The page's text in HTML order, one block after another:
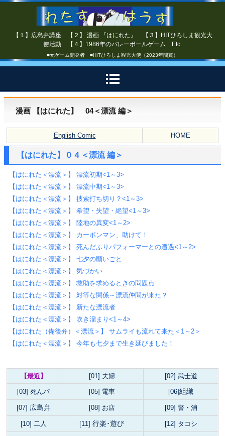
【１】広島弁講座 【２】 漫画 『はにれた』 【３】HITひろしま観光大
使活動 【４】1986年のバレーボールゲーム Etc.
■元ゲーム開発者 ■HITひろしま観光大使（2023年間賞）
漫画 【はにれた】 04＜漂流 編＞
English Comic HOME
【はにれた】０４＜漂流 編＞
【はにれた＜漂流＞】 漂流初期<1～3>
【はにれた＜漂流＞】 漂流中期<1～3>
【はにれた＜漂流＞】 捜索打ち切り？<1～3>
【はにれた＜漂流＞】 希望・失望・絶望<1～3>
【はにれた＜漂流＞】 陸地の異変<1～2>
【はにれた＜漂流＞】 カーボンマン、助けて！
【はにれた＜漂流＞】 死んだふりパフォーマーとの遭遇<1～2>
【はにれた＜漂流＞】 七夕の願いごと
【はにれた＜漂流＞】 気づかい
【はにれた＜漂流＞】 救助を求めるときの問題点
【はにれた＜漂流＞】 対等な関係～漂流仲間が来た？
【はにれた＜漂流＞】 新たな漂流者
【はにれた＜漂流＞】 吹き溜まり<1～4>
【はにれた（備後弁）＜漂流＞】 サムライも流れて来た＜1～2＞
【はにれた＜漂流＞】 今年も七夕まで生き延びました！
【最近】 [01] 夫婦 [02] 武士道
[03] 死んパ [05] 電車 [06]組織
[07] 広島弁 [08] お店 [09] 警・消
[10] 二人 [11] 行楽･遊び [12] タコシ